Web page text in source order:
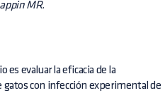
MR.
es evaluar la eficacia de la
con infección experimental de